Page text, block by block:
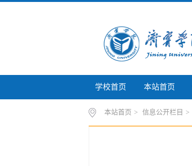
学校首页 本站首页
本站首页 > 信息公开栏目 >